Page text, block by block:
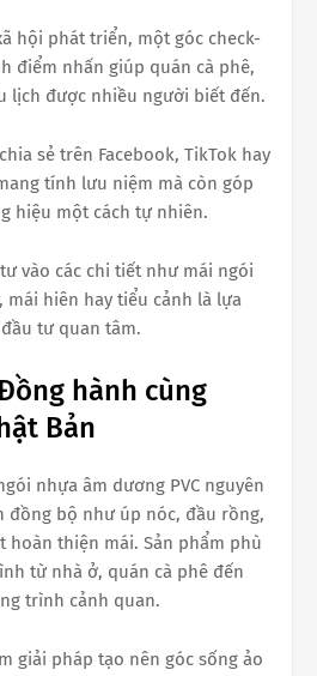
hội phát triển, một góc check-
điểm nhấn giúp quán cà phê,
lịch được nhiều người biết đến.
sẻ trên Facebook, TikTok hay
tính lưu niệm mà còn góp
hiệu một cách tự nhiên.
vào các chi tiết như mái ngói
mái hiên hay tiểu cảnh là lựa
tư quan tâm.
hành cùng
Bản
nhựa âm dương PVC nguyên
đồng bộ như úp nóc, đầu rồng,
hoàn thiện mái. Sản phẩm phù
từ nhà ở, quán cà phê đến
trình cảnh quan.
giải pháp tạo nên góc sống ảo